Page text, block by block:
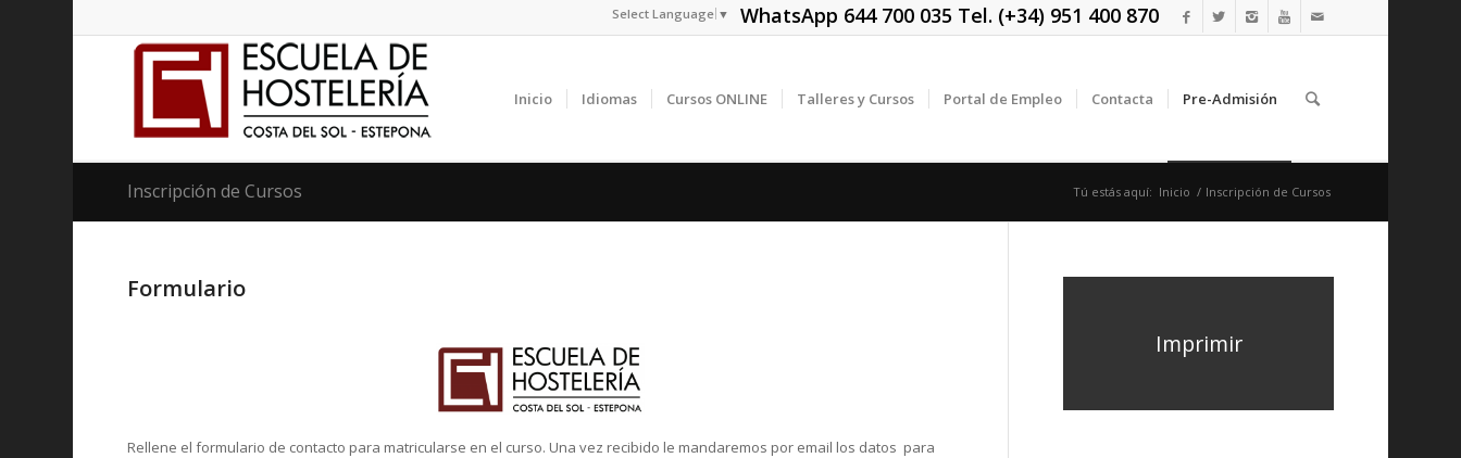
WhatsApp 644 700 035 Tel. (+34) 951 400 870
Select Language ▼
Inicio Idiomas Cursos ONLINE Talleres y Cursos Portal de Empleo Contacta Pre-Admisión
Inscripción de Cursos Tú estás aquí: Inicio / Inscripción de Cursos
Formulario
Rellene el formulario de contacto para matricularse en el curso. Una vez recibido le mandaremos por email los datos para
Imprimir